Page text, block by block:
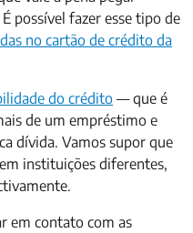
possível fazer esse tipo de
no cartão de crédito da
do crédito— que é
de um empréstimo e
dívida. Vamos supor que
instituições diferentes,
em contato com as